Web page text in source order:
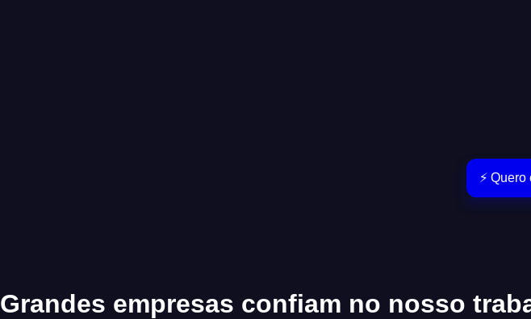
⚡
Grandes empresas confiam no nosso